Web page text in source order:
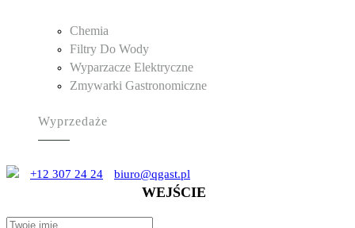
Chemia
Filtry Do Wody
Wyparzacze Elektryczne
Zmywarki Gastronomiczne
Wyprzedaże
+12 307 24 24 biuro@qgast.pl
WEJŚCIE